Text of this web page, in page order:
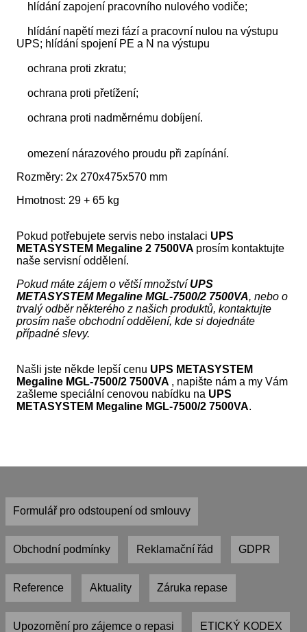
hlídání zapojení pracovního nulového vodiče;
hlídání napětí mezi fází a pracovní nulou na výstupu
UPS; hlídání spojení PE a N na výstupu
ochrana proti zkratu;
ochrana proti přetížení;
ochrana proti nadměrnému dobíjení.
omezení nárazového proudu při zapínání.
Rozměry: 2x 270x475x570 mm
Hmotnost: 29 + 65 kg
Pokud potřebujete servis nebo instalaci UPS
METASYSTEM Megaline 2 7500VA prosím kontaktujte
naše servisní oddělení.
Pokud máte zájem o větší množství UPS
METASYSTEM Megaline MGL-7500/2 7500VA, nebo o
trvalý odběr některého z našich produktů, kontaktujte
prosím naše obchodní oddělení, kde si dojednáte
případné slevy.
Našli jste někde lepší cenu UPS METASYSTEM
Megaline MGL-7500/2 7500VA , napište nám a my Vám
zašleme speciální cenovou nabídku na UPS
METASYSTEM Megaline MGL-7500/2 7500VA.
Formulář pro odstoupení od smlouvy
Obchodní podmínky Reklamační řád GDPR
Reference Aktuality Záruka repase
Upozornění pro zájemce o repasi ETICKÝ KODEX